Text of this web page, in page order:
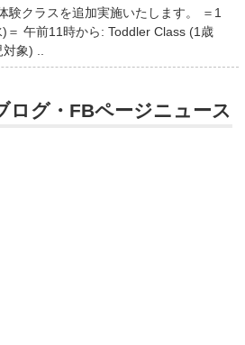
験クラスを追加実施いたします。 ＝1
)＝ 午前11時から: Toddler Class (1歳
象) ..
ログ・FBページニュース